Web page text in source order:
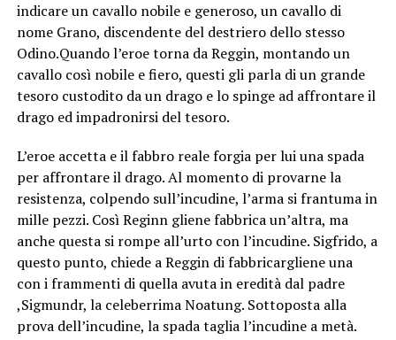
indicare un cavallo nobile e generoso, un cavallo di
nome Grano, discendente del destriero dello stesso
Odino.Quando l’eroe torna da Reggin, montando un
cavallo così nobile e fiero, questi gli parla di un grande
tesoro custodito da un drago e lo spinge ad affrontare il
drago ed impadronirsi del tesoro.
L’eroe accetta e il fabbro reale forgia per lui una spada
per affrontare il drago. Al momento di provarne la
resistenza, colpendo sull’incudine, l’arma si frantuma in
mille pezzi. Così Reginn gliene fabbrica un’altra, ma
anche questa si rompe all’urto con l’incudine. Sigfrido, a
questo punto, chiede a Reggin di fabbricargliene una
con i frammenti di quella avuta in eredità dal padre
,Sigmundr, la celeberrima Noatung. Sottoposta alla
prova dell’incudine, la spada taglia l’incudine a metà.